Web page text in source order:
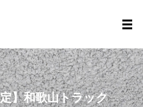
メ
】和歌山トラック